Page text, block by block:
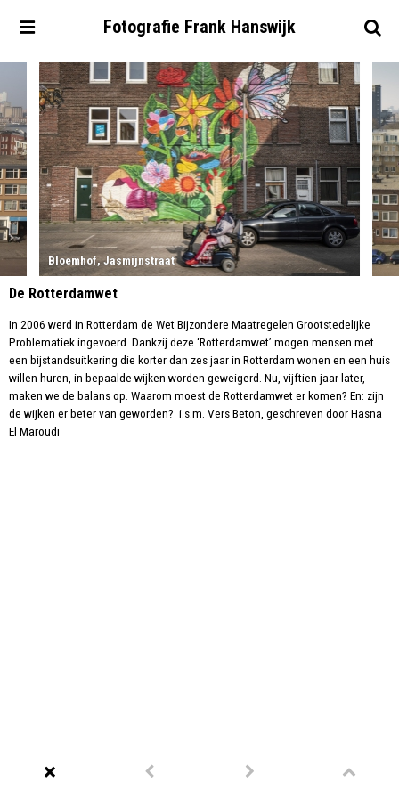
Fotografie Frank Hanswijk
Bloemhof, Jasmijnstraat
De Rotterdamwet
In 2006 werd in Rotterdam de Wet Bijzondere Maatregelen Grootstedelijke
Problematiek ingevoerd. Dankzij deze ‘Rotterdamwet’ mogen mensen met
een bijstandsuitkering die korter dan zes jaar in Rotterdam wonen en een huis
willen huren, in bepaalde wijken worden geweigerd. Nu, vijftien jaar later,
maken we de balans op. Waarom moest de Rotterdamwet er komen? En: zijn
de wijken er beter van geworden? i.s.m. Vers Beton , geschreven door Hasna
El Maroudi